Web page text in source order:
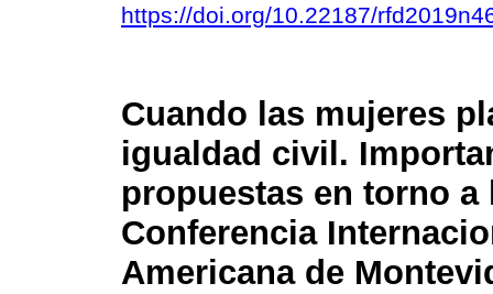
https://doi.org/10.22187/
Cuando las mujeres
igualdad civil.
propuestas en torno a
Conferencia
Americana de